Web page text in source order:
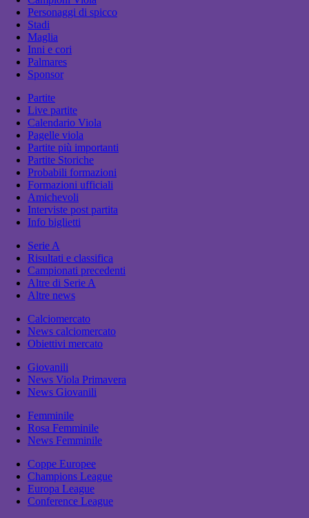
Personaggi di spicco
Stadi
Maglia
Inni e cori
Palmares
Sponsor
Partite
Live partite
Calendario Viola
Pagelle viola
Partite più importanti
Partite Storiche
Probabili formazioni
Formazioni ufficiali
Amichevoli
Interviste post partita
Info biglietti
Serie A
Risultati e classifica
Campionati precedenti
Altre di Serie A
Altre news
Calciomercato
News calciomercato
Obiettivi mercato
Giovanili
News Viola Primavera
News Giovanili
Femminile
Rosa Femminile
News Femminile
Coppe Europee
Champions League
Europa League
Conference League